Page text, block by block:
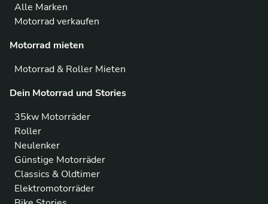
Alle Marken
Motorrad verkaufen
Motorrad mieten
Motorrad & Roller Mieten
Dein Motorrad und Stories
35kw Motorräder
Roller
Neulenker
Günstige Motorräder
Classics & Oldtimer
Elektromotorräder